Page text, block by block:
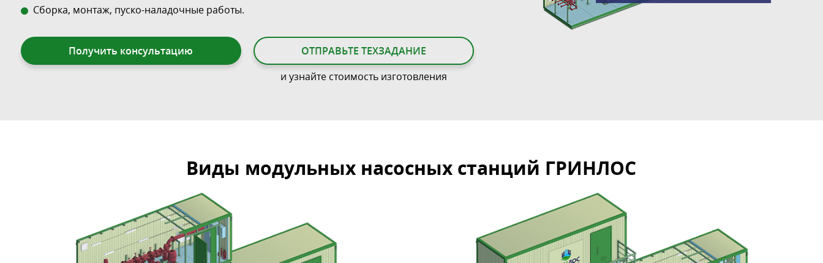
Сборка, монтаж, пуско-наладочные работы.
Получить консультацию
ОТПРАВЬТЕ ТЕХЗАДАНИЕ
и узнайте стоимость изготовления
Виды модульных насосных станций ГРИНЛОС